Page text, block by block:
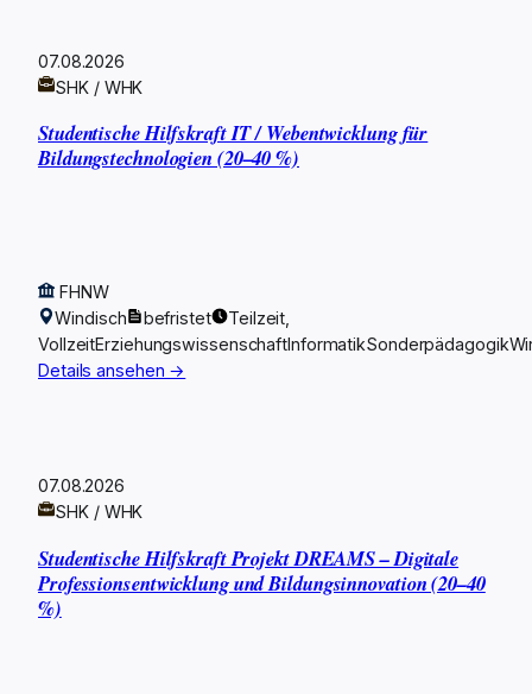
07.08.2026
SHK / WHK
Studentische Hilfskraft IT / Webentwicklung für
Bildungstechnologien (20–40 %)
FHNW
Windisch
befristet
Teilzeit,
VollzeitErziehungswissenschaftInformatikSonderpädagogik
Details ansehen →
07.08.2026
SHK / WHK
Studentische Hilfskraft Projekt DREAMS – Digitale
Professionsentwicklung und Bildungsinnovation (20–40
%)